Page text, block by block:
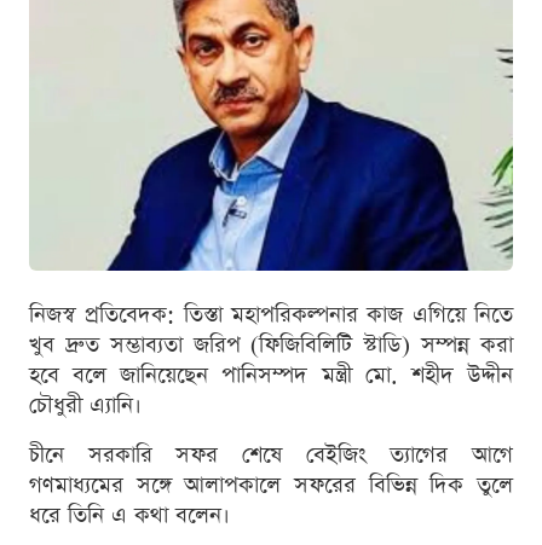
নিজস্ব প্রতিবেদক: তিস্তা মহাপরিকল্পনার কাজ এগিয়ে নিতে
খুব দ্রুত সম্ভাব্যতা জরিপ (ফিজিবিলিটি স্টাডি) সম্পন্ন করা
হবে বলে জানিয়েছেন পানিসম্পদ মন্ত্রী মো. শহীদ উদ্দীন
চৌধুরী এ্যানি।
চীনে সরকারি সফর শেষে বেইজিং ত্যাগের আগে
গণমাধ্যমের সঙ্গে আলাপকালে সফরের বিভিন্ন দিক তুলে
ধরে তিনি এ কথা বলেন।